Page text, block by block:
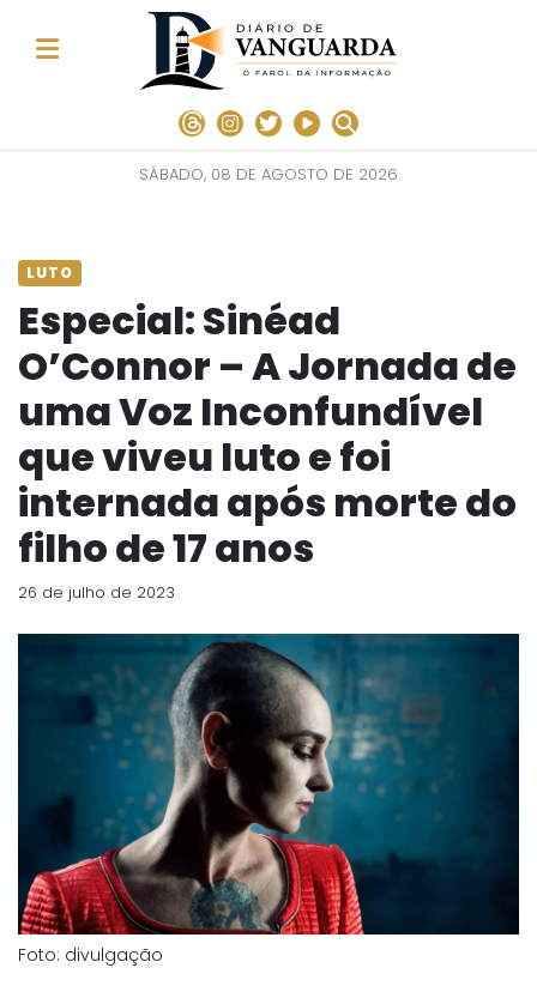
SÁBADO, 08 DE AGOSTO DE 2026
LUTO
Especial: Sinéad
O’Connor – A Jornada de
uma Voz Inconfundível
que viveu luto e foi
internada após morte do
filho de 17 anos
26 de julho de 2023
Foto: divulgação